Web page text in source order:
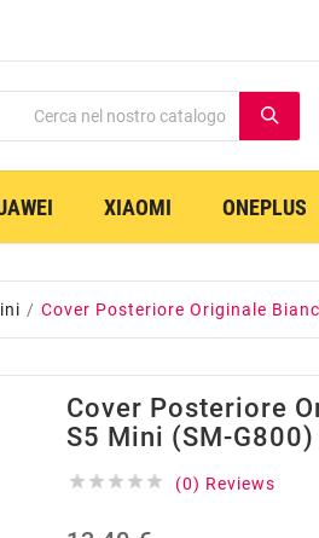
XIAOMI ONEPLUS
Cover Posteriore Originale
Cover Posteriore
S5 Mini (SM-G800)
     (0) Reviews